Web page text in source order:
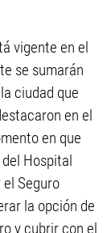
vigente en el
se sumarán
ciudad que
en el
en que
Hospital
el Seguro
la opción de
y cubrir con el